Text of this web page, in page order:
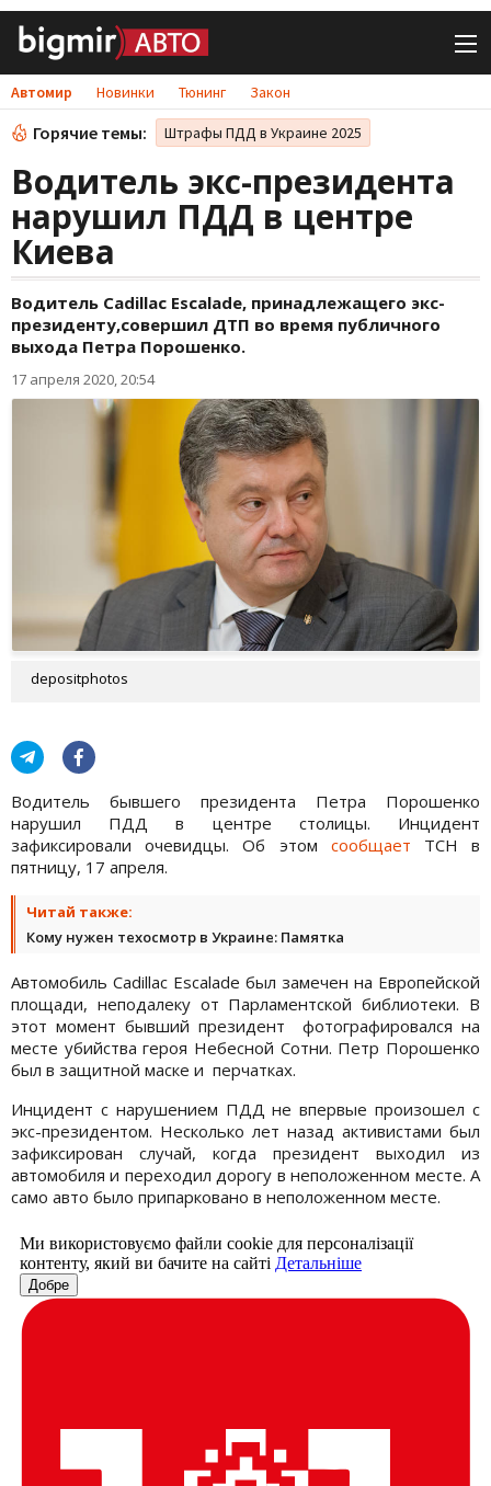
Автомир Новинки Тюнинг Закон
Горячие темы: Штрафы ПДД в Украине 2025
Водитель экс-президента
нарушил ПДД в центре
Киева
Водитель Cadillac Escalade, принадлежащего экс-
президенту,совершил ДТП во время публичного
выхода Петра Порошенко.
17 апреля 2020, 20:54
depositphotos
Водитель бывшего президента Петра Порошенко
нарушил ПДД в центре столицы. Инцидент
зафиксировали очевидцы. Об этом сообщает ТСН в
пятницу, 17 апреля.
Читай также:
Кому нужен техосмотр в Украине: Памятка
Автомобиль Cadillac Escalade был замечен на Европейской
площади, неподалеку от Парламентской библиотеки. В
этот момент бывший президент фотографировался на
месте убийства героя Небесной Сотни. Петр Порошенко
был в защитной маске и перчатках.
Инцидент с нарушением ПДД не впервые произошел с
экс-президентом. Несколько лет назад активистами был
зафиксирован случай, когда президент выходил из
автомобиля и переходил дорогу в неположенном месте. А
само авто было припарковано в неположенном месте.